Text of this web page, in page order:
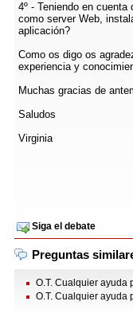
4º - Teniendo en
como server Web,
aplicación?
Como os digo os
experiencia y
Muchas gracias de
Saludos
Virginia
Siga el debate
Preguntas
O.T. Cualquier ayuda
O.T. Cualquier ayuda